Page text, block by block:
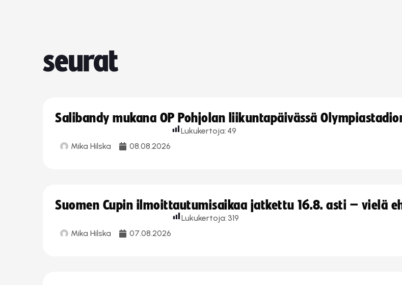
seurat
Salibandy mukana OP Pohjolan liikuntapäivässä
Mika Hilska 08.08.2026
Lukukertoja: 49
Suomen Cupin ilmoittautumisaikaa jatkettu 16.8. asti – vielä
Mika Hilska 07.08.2026
Lukukertoja: 319